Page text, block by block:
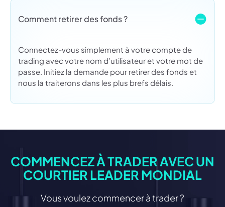
Comment retirer des fonds ?
Connectez-vous simplement à votre compte de
trading avec votre nom d’utilisateur et votre mot de
passe. Initiez la demande pour retirer des fonds et
nous la traiterons dans les plus brefs délais.
COMMENCEZ À TRADER AVEC UN
COURTIER LEADER MONDIAL
Vous voulez commencer à trader ?